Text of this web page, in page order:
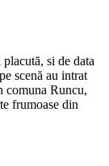
si de data
scenă au intrat
comuna Runcu,
frumoase din